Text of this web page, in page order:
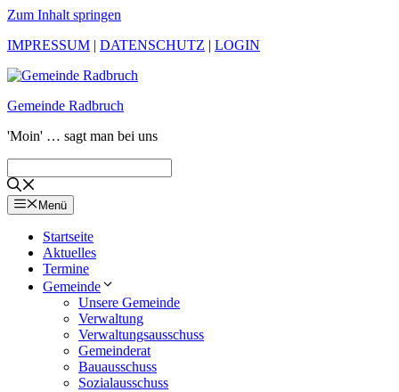
Zum Inhalt springen
IMPRESSUM | DATENSCHUTZ | LOGIN
Gemeinde Radbruch
'Moin' … sagt man bei uns
Menü
Startseite
Aktuelles
Termine
Gemeinde
Unsere Gemeinde
Verwaltung
Verwaltungsausschuss
Gemeinderat
Bauausschuss
Sozialausschuss